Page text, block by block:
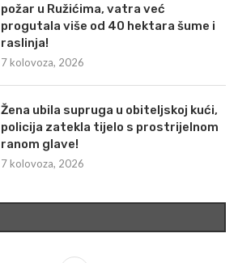
požar u Ružićima, vatra već
progutala više od 40 hektara šume i
raslinja!
7 kolovoza, 2026
Žena ubila supruga u obiteljskoj kući,
policija zatekla tijelo s prostrijelnom
ranom glave!
7 kolovoza, 2026